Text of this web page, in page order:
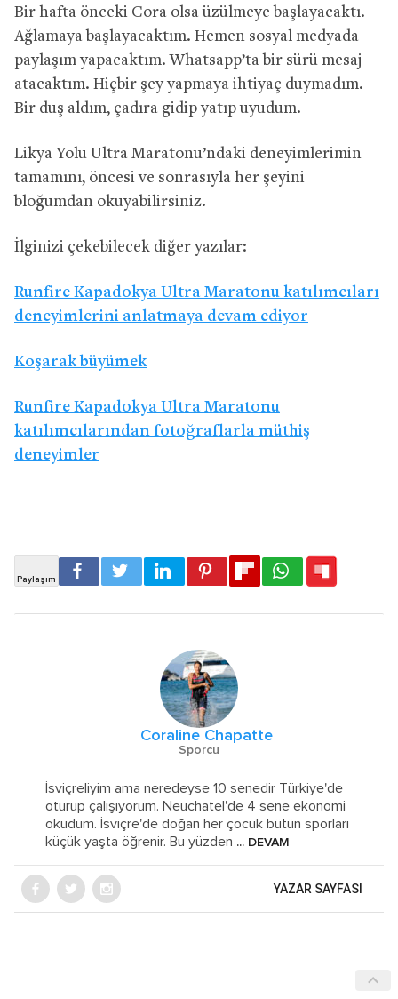
Bir hafta önceki Cora olsa üzülmeye başlayacaktı.
Ağlamaya başlayacaktım. Hemen sosyal medyada
paylaşım yapacaktım. Whatsapp’ta bir sürü mesaj
atacaktım. Hiçbir şey yapmaya ihtiyaç duymadım.
Bir duş aldım, çadıra gidip yatıp uyudum.
Likya Yolu Ultra Maratonu’ndaki deneyimlerimin
tamamını, öncesi ve sonrasıyla her şeyini
bloğumdan okuyabilirsiniz.
İlginizi çekebilecek diğer yazılar:
Runfire Kapadokya Ultra Maratonu katılımcıları
deneyimlerini anlatmaya devam ediyor
Koşarak büyümek
Runfire Kapadokya Ultra Maratonu
katılımcılarından fotoğraflarla müthiş
deneyimler
Coraline Chapatte
Sporcu
İsviçreliyim ama neredeyse 10 senedir Türkiye'de
oturup çalışıyorum. Neuchatel'de 4 sene ekonomi
okudum. İsviçre'de doğan her çocuk bütün sporları
küçük yaşta öğrenir. Bu yüzden ... DEVAM
YAZAR SAYFASI